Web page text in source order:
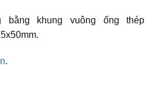
khung vuông ống thép
.